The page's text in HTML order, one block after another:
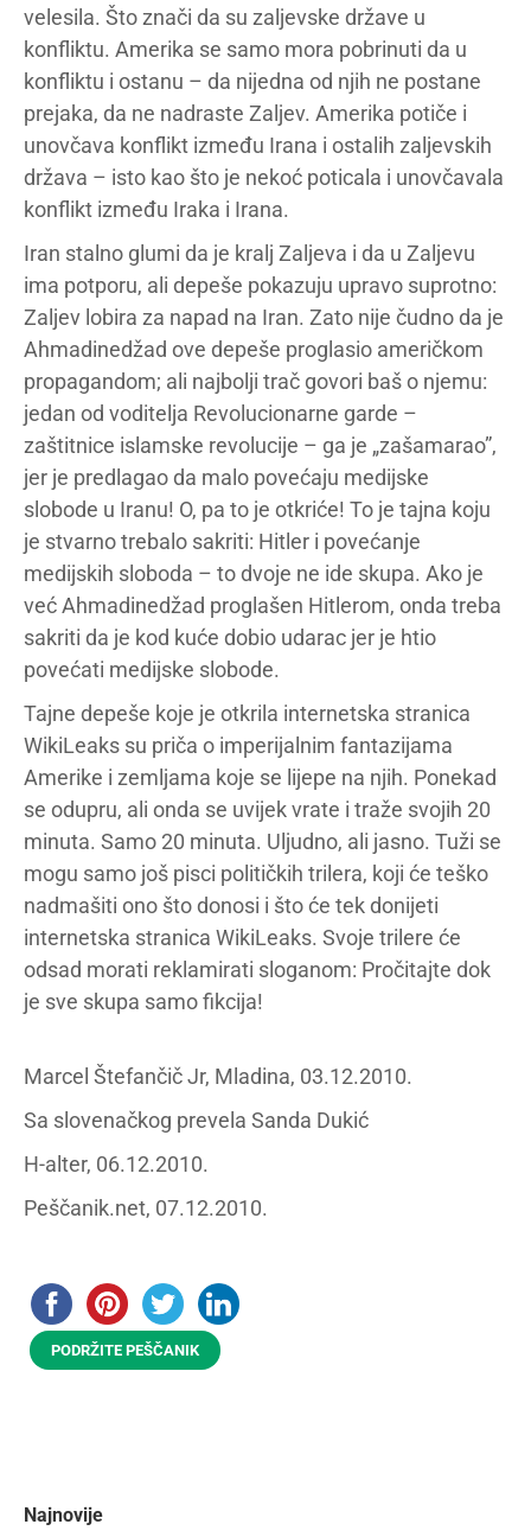
velesila. Što znači da su zaljevske države u
konfliktu. Amerika se samo mora pobrinuti da u
konfliktu i ostanu – da nijedna od njih ne postane
prejaka, da ne nadraste Zaljev. Amerika potiče i
unovčava konflikt između Irana i ostalih zaljevskih
država – isto kao što je nekoć poticala i unovčavala
konflikt između Iraka i Irana.
Iran stalno glumi da je kralj Zaljeva i da u Zaljevu
ima potporu, ali depeše pokazuju upravo suprotno:
Zaljev lobira za napad na Iran. Zato nije čudno da je
Ahmadinedžad ove depeše proglasio američkom
propagandom; ali najbolji trač govori baš o njemu:
jedan od voditelja Revolucionarne garde –
zaštitnice islamske revolucije – ga je „zašamarao”,
jer je predlagao da malo povećaju medijske
slobode u Iranu! O, pa to je otkriće! To je tajna koju
je stvarno trebalo sakriti: Hitler i povećanje
medijskih sloboda – to dvoje ne ide skupa. Ako je
već Ahmadinedžad proglašen Hitlerom, onda treba
sakriti da je kod kuće dobio udarac jer je htio
povećati medijske slobode.
Tajne depeše koje je otkrila internetska stranica
WikiLeaks su priča o imperijalnim fantazijama
Amerike i zemljama koje se lijepe na njih. Ponekad
se odupru, ali onda se uvijek vrate i traže svojih 20
minuta. Samo 20 minuta. Uljudno, ali jasno. Tuži se
mogu samo još pisci političkih trilera, koji će teško
nadmašiti ono što donosi i što će tek donijeti
internetska stranica WikiLeaks. Svoje trilere će
odsad morati reklamirati sloganom: Pročitajte dok
je sve skupa samo fikcija!
Marcel Štefančič Jr, Mladina, 03.12.2010.
Sa slovenačkog prevela Sanda Dukić
H-alter, 06.12.2010.
Peščanik.net, 07.12.2010.
PODRŽITE PEŠČANIK
Najnovije